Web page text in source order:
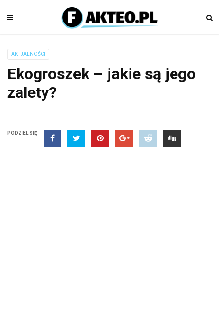
AKTUALNOŚCI
Ekogroszek – jakie są jego
zalety?
PODZIEL SIĘ